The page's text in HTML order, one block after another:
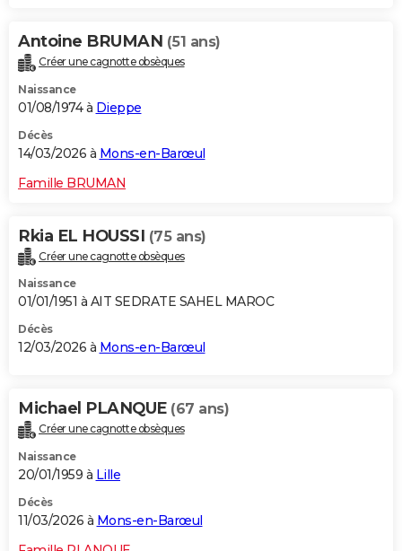
Antoine BRUMAN (51 ans)
Créer une cagnotte obsèques
Naissance
01/08/1974 à Dieppe
Décès
14/03/2026 à Mons-en-Barœul
Famille BRUMAN
Rkia EL HOUSSI (75 ans)
Créer une cagnotte obsèques
Naissance
01/01/1951 à AIT SEDRATE SAHEL MAROC
Décès
12/03/2026 à Mons-en-Barœul
Michael PLANQUE (67 ans)
Créer une cagnotte obsèques
Naissance
20/01/1959 à Lille
Décès
11/03/2026 à Mons-en-Barœul